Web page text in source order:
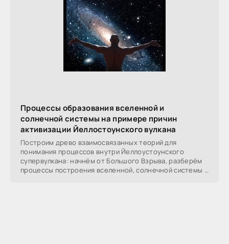
Процессы образования вселенной и
солнечной системы на примере причин
активизации Йеллостоунского вулкана
Построим древо взаимосвязанных теорий для
понимания процессов внутри Йеллоустоунского
супервулкана: начнём от Большого Взрыва, разберём
процессы построения вселенной, солнечной системы в